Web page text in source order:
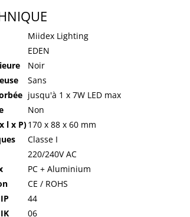
Miidex Lighting
EDEN
Noir
Sans
jusqu'à 1 x 7W LED max
Non
l x P)170 x 88 x 60 mm
Classe I
220/240V AC
PC + Aluminium
CE / ROHS
44
06